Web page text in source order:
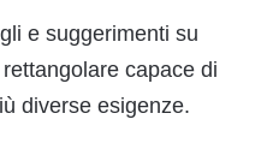
e suggerimenti su
capace di
diverse esigenze.